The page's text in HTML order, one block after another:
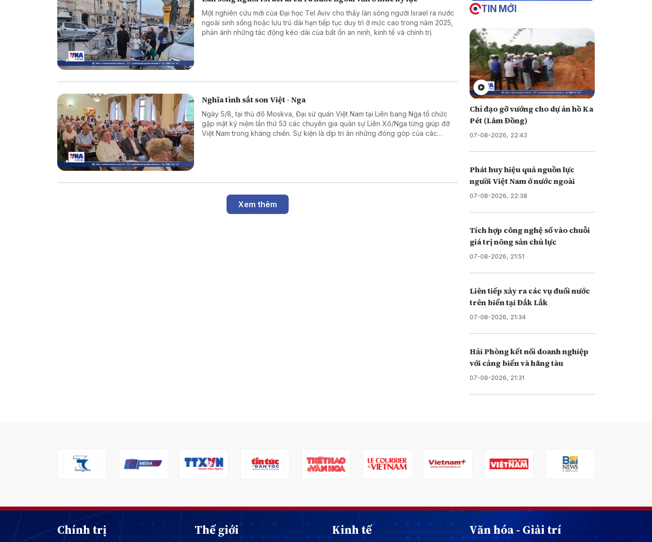
Một nghiên cứu mới của Đại học Tel Aviv cho thấy làn sóng người Israel ra nước
ngoài sinh sống hoặc lưu trú dài hạn tiếp tục duy trì ở mức cao trong năm 2025,
phản ánh những tác động kéo dài của bất ổn an ninh, kinh tế và chính trị.
Nghĩa tình sắt son Việt - Nga
Ngày 5/8, tại thủ đô Moskva, Đại sứ quán Việt Nam tại Liên bang Nga tổ chức
gặp mặt kỷ niệm lần thứ 53 các chuyên gia quân sự Liên Xô/Nga từng giúp đỡ
Việt Nam trong kháng chiến. Sự kiện là dịp tri ân những đóng góp của các
Xem thêm
TIN MỚI
Chỉ đạo gỡ vướng cho dự án hồ Ka
Pét (Lâm Đồng)
07-08-2026, 22:43
Phát huy hiệu quả nguồn lực
người Việt Nam ở nước ngoài
07-08-2026, 22:38
Tích hợp công nghệ số vào chuỗi
giá trị nông sản chủ lực
07-08-2026, 21:51
Liên tiếp xảy ra các vụ đuối nước
trên biển tại Đắk Lắk
07-08-2026, 21:34
Hải Phòng kết nối doanh nghiệp
với cảng biển và hãng tàu
07-08-2026, 21:31
Chính trị Thế giới Kinh tế Văn hóa - Giải trí